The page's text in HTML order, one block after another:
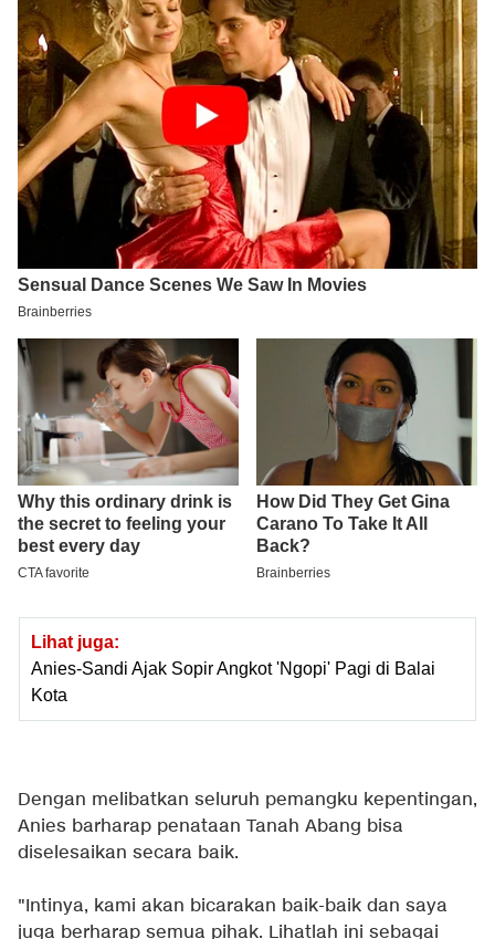
Lihat juga:
Anies-Sandi Ajak Sopir Angkot 'Ngopi' Pagi di Balai
Kota
Dengan melibatkan seluruh pemangku kepentingan,
Anies barharap penataan Tanah Abang bisa
diselesaikan secara baik.
"Intinya, kami akan bicarakan baik-baik dan saya
juga berharap semua pihak. Lihatlah ini sebagai